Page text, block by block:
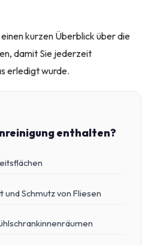
kurzen Überblick über die
damit Sie jederzeit
erledigt wurde.
enthalten?
Schmutz von Fliesen